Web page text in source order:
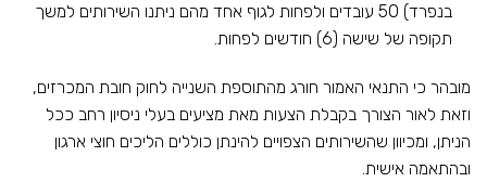
בנפרד) 50 עובדים ולפחות לגוף אחד מהם ניתנו השירותים למשך
תקופה של שישה (6) חודשים לפחות.
מובהר כי התנאי האמור חורג מהתוספת השנייה לחוק חובת המכרזים,
וזאת לאור הצורך בקבלת הצעות מאת מציעים בעלי ניסיון רחב ככל
הניתן, ומכיוון שהשירותים הצפויים להינתן כוללים הליכים חוצי ארגון
ובהתאמה אישית.